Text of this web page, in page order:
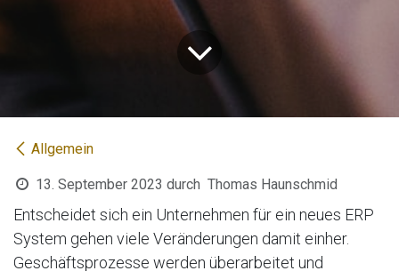
Allgemein
13. September 2023 durch Thomas Haunschmid
Entscheidet sich ein Unternehmen für ein neues ERP
System gehen viele Veränderungen damit einher.
Geschäftsprozesse werden überarbeitet und